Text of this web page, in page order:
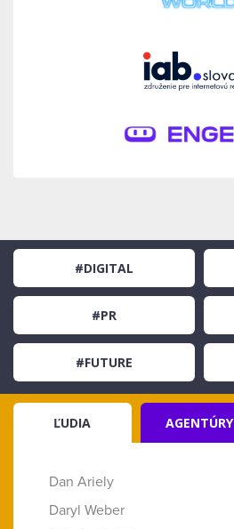
#DIGITAL
#PR
#FUTURE
ĽUDIA AGENTÚRY
Dan Ariely
Daryl Weber